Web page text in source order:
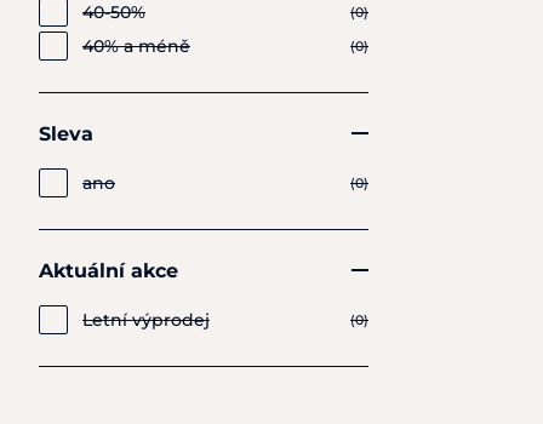
40-50% (0)
40% a méně (0)
Sleva
ano (0)
Aktuální akce
Letní výprodej (0)